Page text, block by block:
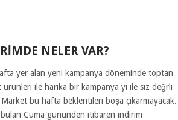
NELER VAR?
yer alan yeni kampanya döneminde toptan
ile harika bir kampanya yı ile siz değrli
bu hafta beklentileri boşa çıkarmayacak.
Cuma gününden itibaren indirim